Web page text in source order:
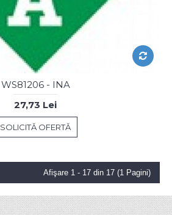
WS81206 - INA
27,73 Lei
SOLICITĂ OFERTĂ
Afişare 1 - 17 din 17 (1 Pagini)